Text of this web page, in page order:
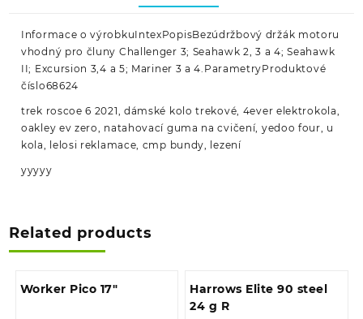
Informace o výrobkuIntexPopisBezúdržbový držák motoru
vhodný pro čluny Challenger 3; Seahawk 2, 3 a 4; Seahawk
II; Excursion 3,4 a 5; Mariner 3 a 4.ParametryProduktové
číslo68624
trek roscoe 6 2021, dámské kolo trekové, 4ever elektrokola,
oakley ev zero, natahovací guma na cvičení, yedoo four, u
kola, lelosi reklamace, cmp bundy, lezení
yyyyy
Related products
Worker Pico 17″
Harrows Elite 90 steel
24 g R